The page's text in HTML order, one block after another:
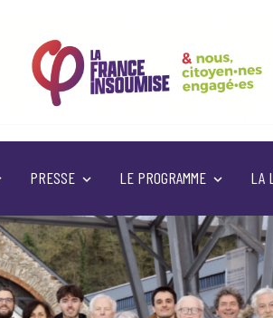
PRESSE LE PROGRAMME LA